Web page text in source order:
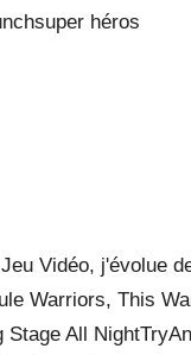
super héros
Vidéo, j'évolue
Warriors, This
All